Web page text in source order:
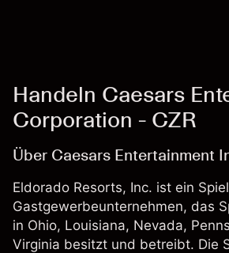
Handeln Caesars
Corporation - CZR
Über Caesars Entertainment
Eldorado Resorts, Inc. ist ein
Gastgewerbeunternehmen, das
in Ohio, Louisiana, Nevada,
Virginia besitzt und betreibt. Die